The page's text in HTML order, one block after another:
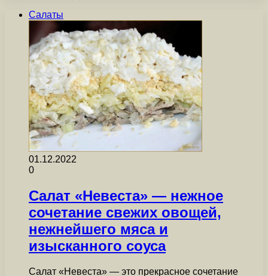
Салаты
01.12.2022
0
Салат «Невеста» — нежное
сочетание свежих овощей,
нежнейшего мяса и
изысканного соуса
Салат «Невеста» — это прекрасное сочетание